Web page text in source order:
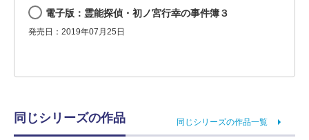
電子版：霊能探偵・初ノ宮行幸の事件簿３
発売日：2019年07月25日
同じシリーズの作品 同じシリーズの作品一覧